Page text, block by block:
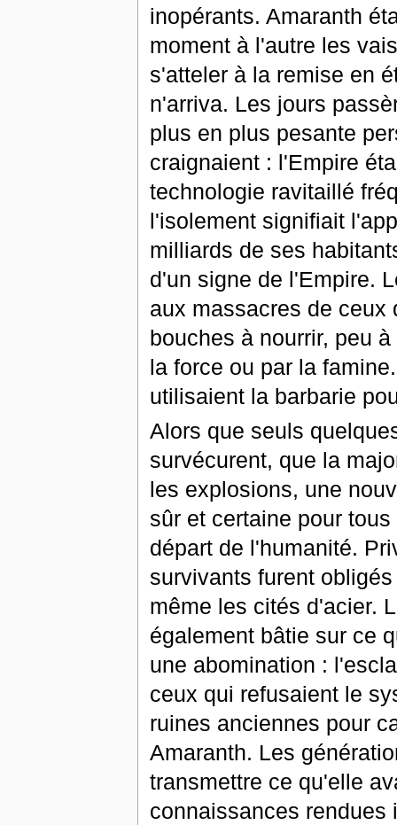
inopérants. Amaranth
moment à l'autre les
s'atteler à la remise en
n'arriva. Les jours
plus en plus pesante
craignaient : l'Empire
technologie ravitaillé
l'isolement signifiait
milliards de ses
d'un signe de l'Empire.
aux massacres de ceux
bouches à nourrir, peu
la force ou par la
utilisaient la barbarie
Alors que seuls
survécurent, que la
les explosions, une
sûr et certaine pour
départ de l'humanité.
survivants furent
même les cités d'acier.
également bâtie sur ce
une abomination :
ceux qui refusaient le
ruines anciennes pour
Amaranth. Les
transmettre ce qu'elle
connaissances rendues